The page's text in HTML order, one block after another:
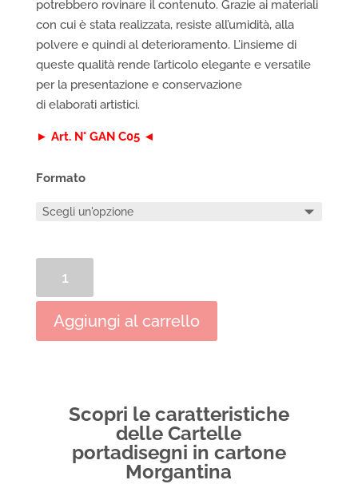
potrebbero rovinare il contenuto. Grazie ai materiali
con cui è stata realizzata, resiste all’umidità, alla
polvere e quindi al deterioramento. L’insieme di
queste qualità rende l’articolo elegante e versatile
per la presentazione e conservazione
di elaborati artistici.
► Art. N° GAN C05 ◄
Formato
portadisegni
in
cartone
Aggiungi al carrello
Scopri le caratteristiche
delle Cartelle
portadisegni in cartone
Morgantina